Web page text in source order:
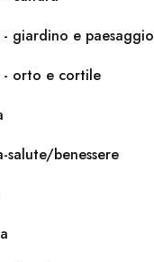
giardino e paesaggio
- orto e cortile
salute/benessere